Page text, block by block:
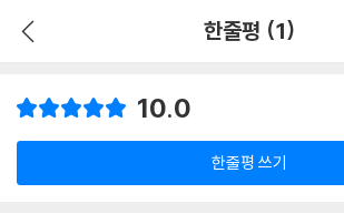
한줄평 (1)
10.0
한줄평 쓰기